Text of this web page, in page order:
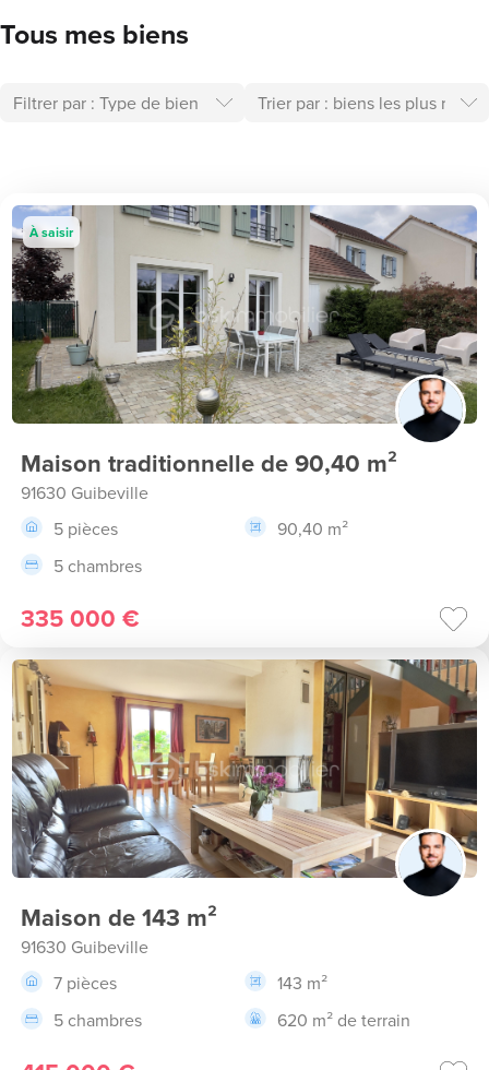
Tous mes biens
À saisir
Maison traditionnelle de 90,40 m²
91630 Guibeville
5 pièces
90,40 m²
5 chambres
335 000 €
Maison de 143 m²
91630 Guibeville
7 pièces
143 m²
5 chambres
620 m² de terrain